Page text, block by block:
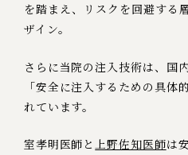
を踏まえ、リスクを回避する
ザイン。
さらに当院の注入技術は、国
「安全に注入するための具体
れています。
室孝明医師 と上野佐知医師は